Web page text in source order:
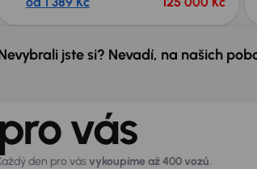
jste si? Nevadí, na našich
vás
den pro vásvykoupíme až 400 vozů.